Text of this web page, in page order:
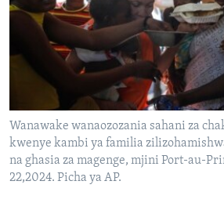
Wanawake wanaozozania sahani za
kwenye kambi ya familia
na ghasia za magenge, mjini Port-au-
22,2024. Picha ya AP.